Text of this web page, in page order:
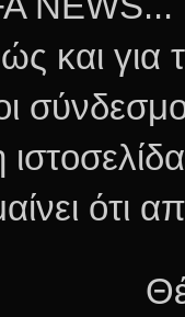
και για
ότι